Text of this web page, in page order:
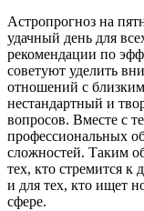
Астропрогноз на
удачный день для
рекомендации по
советуют уделить
отношений с
нестандартный и
вопросов. Вместе с
профессиональных
сложностей. Таким
тех, кто стремится
и для тех, кто ищет
сфере.